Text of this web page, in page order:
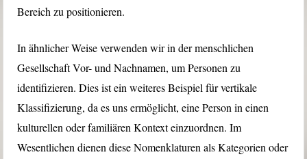
Bereich zu positionieren.
In ähnlicher Weise verwenden wir in der menschlichen
Gesellschaft Vor- und Nachnamen, um Personen zu
identifizieren. Dies ist ein weiteres Beispiel für vertikale
Klassifizierung, da es uns ermöglicht, eine Person in einen
kulturellen oder familiären Kontext einzuordnen. Im
Wesentlichen dienen diese Nomenklaturen als Kategorien oder